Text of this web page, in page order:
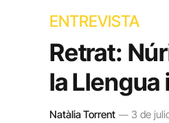
ENTREVISTA
Retrat:
la Llengua
Natàlia Torrent 3 de